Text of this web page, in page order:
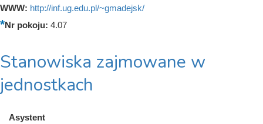
WWW: http://inf.ug.edu.pl/~gmadejsk/
Nr pokoju: 4.07
Stanowiska zajmowane w
jednostkach
Asystent